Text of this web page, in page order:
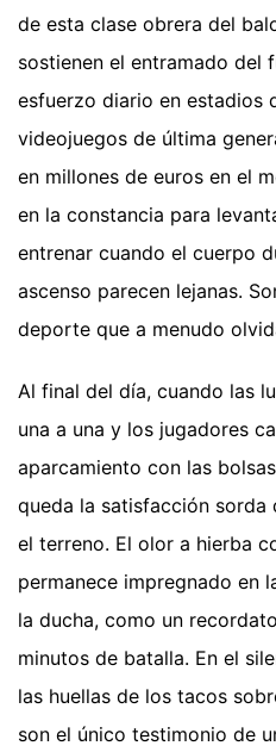
de esta clase obrera del
sostienen el entramado del
esfuerzo diario en estadios
videojuegos de última
en millones de euros en el
en la constancia para
entrenar cuando el cuerpo
ascenso parecen lejanas.
deporte que a menudo
Al final del día, cuando las
una a una y los jugadores
aparcamiento con las
queda la satisfacción
el terreno. El olor a hierba
permanece impregnado en
la ducha, como un
minutos de batalla. En el
las huellas de los tacos
son el único testimonio de